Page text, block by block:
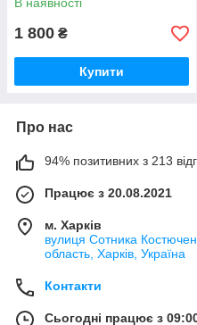
1 800 ₴
Купити
Про нас
94% позитивних з 213
Працює з 20.08.2021
м. Харків
вулиця Сотника
область, Харків, Україна
Контакти
Сьогодні працює з